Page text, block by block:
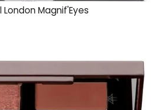
London Magnif'Eyes